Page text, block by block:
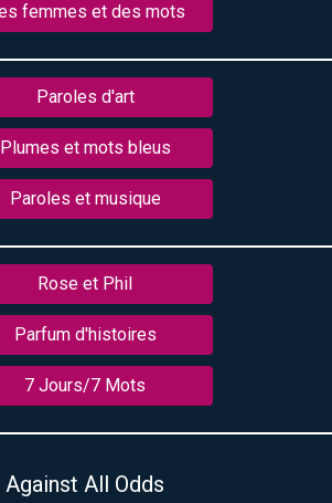
femmes et des mots
Paroles d'art
Plumes et mots bleus
Paroles et musique
Rose et Phil
Parfum d'histoires
7 Jours/7 Mots
Against All Odds